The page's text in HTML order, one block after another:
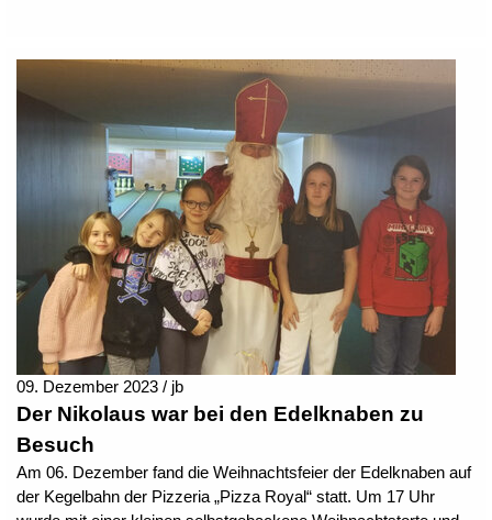
09. Dezember 2023 / jb
Der Nikolaus war bei den Edelknaben zu
Besuch
Am 06. Dezember fand die Weihnachtsfeier der Edelknaben auf
der Kegelbahn der Pizzeria „Pizza Royal“ statt. Um 17 Uhr